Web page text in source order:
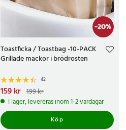
-20%
Toastficka / Toastbag -10-PACK
Grillade mackor i brödrosten
42
Nuvarande pris
199 kr
159 kr 199 kr
I lager, levereras inom 1-2 vardagar
Köp